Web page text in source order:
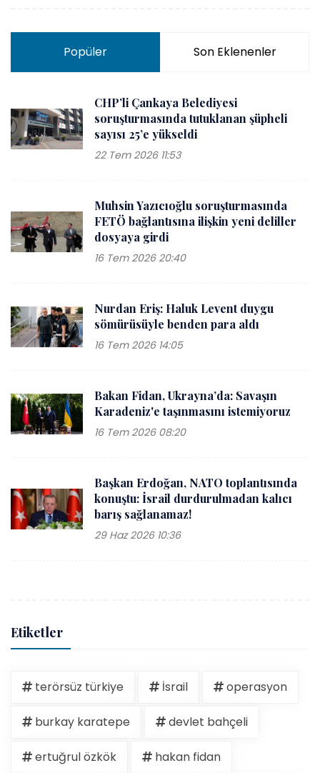
Popüler Son Eklenenler
CHP’li Çankaya Belediyesi
soruşturmasında tutuklanan şüpheli
sayısı 25’e yükseldi
22 Tem 2026 11:53
Muhsin Yazıcıoğlu soruşturmasında
FETÖ bağlantısına ilişkin yeni deliller
dosyaya girdi
16 Tem 2026 20:40
Nurdan Eriş: Haluk Levent duygu
sömürüsüyle benden para aldı
16 Tem 2026 14:05
Bakan Fidan, Ukrayna’da: Savaşın
Karadeniz'e taşınmasını istemiyoruz
16 Tem 2026 08:20
Başkan Erdoğan, NATO toplantısında
konuştu: İsrail durdurulmadan kalıcı
barış sağlanamaz!
29 Haz 2026 10:36
Etiketler
terörsüz türkiye İsrail operasyon
burkay karatepe devlet bahçeli
ertuğrul özkök hakan fidan